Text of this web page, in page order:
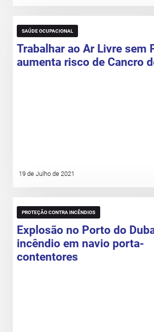
SAÚDE OCUPACIONAL
Trabalhar ao Ar Livre sem
aumenta risco de Cancro
19 de Julho de 2021
PROTEÇÃO CONTRA INCÊNDIOS
Explosão no Porto do
incêndio em navio porta-
contentores